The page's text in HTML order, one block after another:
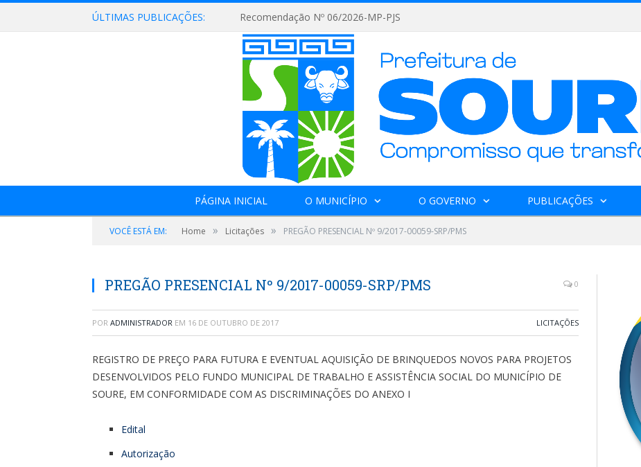
ÚLTIMAS PUBLICAÇÕES: Recomendação Nº 06/2026-MP-PJS
PÁGINA INICIAL O MUNICÍPIO O GOVERNO PUBLICAÇÕES
VOCÊ ESTÁ EM: Home » Licitações » PREGÃO PRESENCIAL Nº 9/2017-00059-SRP/PMS
PREGÃO PRESENCIAL Nº 9/2017-00059-SRP/PMS 0
POR ADMINISTRADOR EM 16 DE OUTUBRO DE 2017 LICITAÇÕES
REGISTRO DE PREÇO PARA FUTURA E EVENTUAL AQUISIÇÃO DE BRINQUEDOS NOVOS PARA PROJETOS
DESENVOLVIDOS PELO FUNDO MUNICIPAL DE TRABALHO E ASSISTÊNCIA SOCIAL DO MUNICÍPIO DE
SOURE, EM CONFORMIDADE COM AS DISCRIMINAÇÕES DO ANEXO I
Edital
Autorização